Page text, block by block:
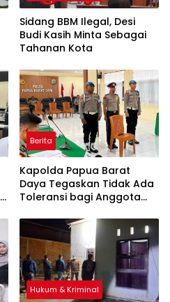
Sidang BBM Ilegal, Desi
Budi Kasih Minta Sebagai
Tahanan Kota
Berita
Kapolda Papua Barat
Daya Tegaskan Tidak Ada
Toleransi bagi Anggota
Hukum & Kriminal